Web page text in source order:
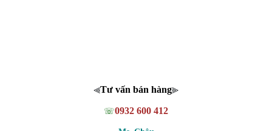
⫷Tư vấn bán hàng⫸
☏0932 600 412